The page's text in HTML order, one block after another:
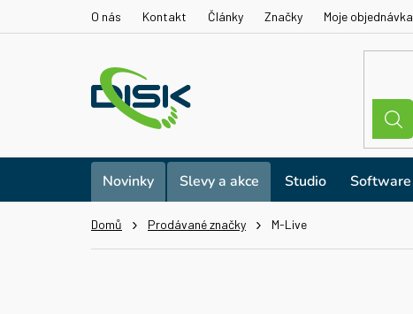
O nás Kontakt Články Značky Moje objednávka
Novinky Slevy a akce Studio Software
Domů Prodávané značky M-Live